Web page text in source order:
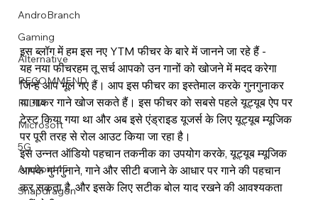
AndroBranch
Gaming
Alternative
RECOMMEND
INDIA
Microsoft
5G
Android 15
Snapdragon
इस ब्लॉग में हम इस नए YTM फीचर के बारे में जानने जा रहे हैं -
यह नया फीचरहम तू सर्च आपको उन गानों को खोजने में मदद करेगा
जिन्हें आप भूल गए हैं। आप इस फीचर का इस्तेमाल करके गुनगुनाकर
या गाकर गाने खोज सकते हैं। इस फीचर को सबसे पहले यूट्यूब ऐप पर
टेस्ट किया गया था और अब इसे एंड्राइड यूजर्स के लिए यूट्यूब म्यूजिक
पर पूरी तरह से रोल आउट किया जा रहा है।
इस उन्नत ऑडियो पहचान तकनीक का उपयोग करके, यूट्यूब म्यूजिक
आपके गुनगुनाने, गाने और सीटी बजाने के आधार पर गाने की पहचान
कर सकता है, और इसके लिए सटीक बोल याद रखने की आवश्यकता